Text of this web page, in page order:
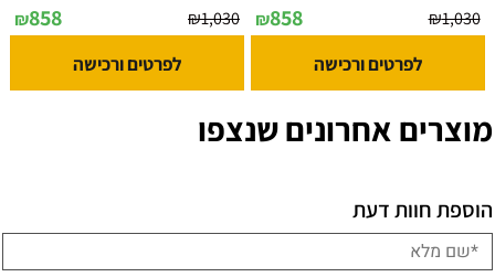
₪1,030
₪858
לפרטים ורכישה
₪1,030
₪858
לפרטים ורכישה
מוצרים אחרונים שנצפו
הוספת חוות דעת